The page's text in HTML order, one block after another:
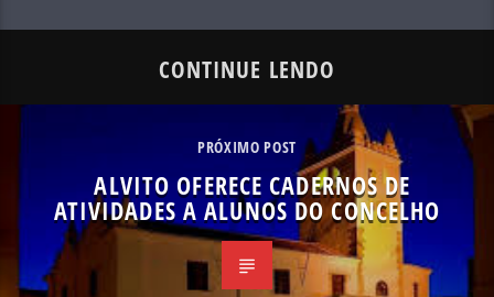
CONTINUE LENDO
PRÓXIMO POST
ALVITO OFERECE CADERNOS DE
ATIVIDADES A ALUNOS DO CONCELHO